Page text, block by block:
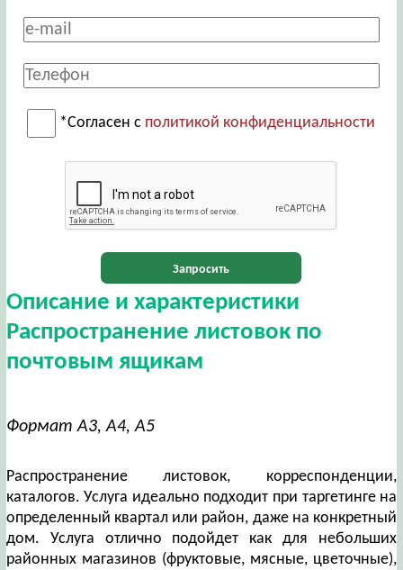
*Согласен с политикой конфиденциальности
Запросить
Описание и характеристики
Распространение листовок по
почтовым ящикам
Формат А3, А4, А5
Распространение листовок, корреспонденции,
каталогов. Услуга идеально подходит при таргетинге на
определенный квартал или район, даже на конкретный
дом. Услуга отлично подойдет как для небольших
районных магазинов (фруктовые, мясные, цветочные),